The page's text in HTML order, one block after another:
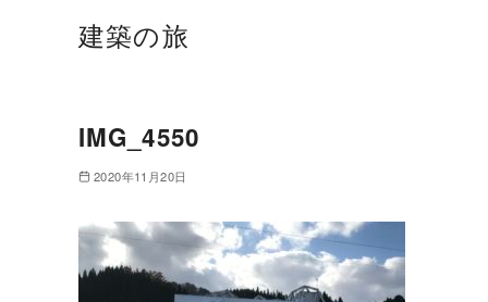
建築の旅
IMG_4550
2020年11月20日